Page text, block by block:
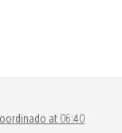
at 06:40